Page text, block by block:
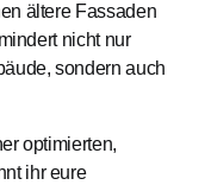
ältere Fassaden
nicht nur
sondern auch
optimierten,
ihr eure